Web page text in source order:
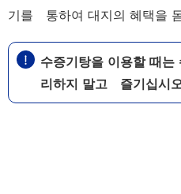
기를 통하여 대지의 혜택을
수증기탕을 이용할 때는
리하지 말고 즐기십시오.